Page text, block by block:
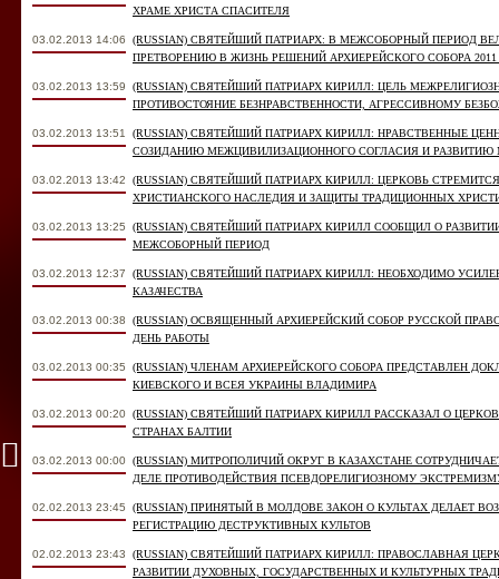
ХРАМЕ ХРИСТА СПАСИТЕЛЯ
03.02.2013 14:06
(RUSSIAN) СВЯТЕЙШИЙ ПАТРИАРХ: В МЕЖСОБОРНЫЙ ПЕРИОД
ПРЕТВОРЕНИЮ В ЖИЗНЬ РЕШЕНИЙ АРХИЕРЕЙСКОГО СОБОРА
03.02.2013 13:59
(RUSSIAN) СВЯТЕЙШИЙ ПАТРИАРХ КИРИЛЛ: ЦЕЛЬ
ПРОТИВОСТОЯНИЕ БЕЗНРАВСТВЕННОСТИ, АГРЕССИВНОМУ
03.02.2013 13:51
(RUSSIAN) СВЯТЕЙШИЙ ПАТРИАРХ КИРИЛЛ: НРАВСТВЕННЫЕ
СОЗИДАНИЮ МЕЖЦИВИЛИЗАЦИОННОГО СОГЛАСИЯ И РАЗВИТИЮ
03.02.2013 13:42
(RUSSIAN) СВЯТЕЙШИЙ ПАТРИАРХ КИРИЛЛ: ЦЕРКОВЬ
ХРИСТИАНСКОГО НАСЛЕДИЯ И ЗАЩИТЫ ТРАДИЦИОННЫХ
03.02.2013 13:25
(RUSSIAN) СВЯТЕЙШИЙ ПАТРИАРХ КИРИЛЛ СООБЩИЛ О
МЕЖСОБОРНЫЙ ПЕРИОД
03.02.2013 12:37
(RUSSIAN) СВЯТЕЙШИЙ ПАТРИАРХ КИРИЛЛ: НЕОБХОДИМО
КАЗАЧЕСТВА
03.02.2013 00:38
(RUSSIAN) ОСВЯЩЕННЫЙ АРХИЕРЕЙСКИЙ СОБОР РУССКОЙ
ДЕНЬ РАБОТЫ
03.02.2013 00:35
(RUSSIAN) ЧЛЕНАМ АРХИЕРЕЙСКОГО СОБОРА ПРЕДСТАВЛЕН
КИЕВСКОГО И ВСЕЯ УКРАИНЫ ВЛАДИМИРА
03.02.2013 00:20 (RUSSIAN) СВЯТЕЙШИЙ ПАТРИАРХ КИРИЛЛ РАССКАЗАЛ О
СТРАНАХ БАЛТИИ
03.02.2013 00:00 (RUSSIAN) МИТРОПОЛИЧИЙ ОКРУГ В КАЗАХСТАНЕ
ДЕЛЕ ПРОТИВОДЕЙСТВИЯ ПСЕВДОРЕЛИГИОЗНОМУ
02.02.2013 23:45
(RUSSIAN) ПРИНЯТЫЙ В МОЛДОВЕ ЗАКОН О КУЛЬТАХ ДЕЛАЕТ
РЕГИСТРАЦИЮ ДЕСТРУКТИВНЫХ КУЛЬТОВ
02.02.2013 23:43
(RUSSIAN) СВЯТЕЙШИЙ ПАТРИАРХ КИРИЛЛ: ПРАВОСЛАВНАЯ
РАЗВИТИИ ДУХОВНЫХ, ГОСУДАРСТВЕННЫХ И КУЛЬТУРНЫХ